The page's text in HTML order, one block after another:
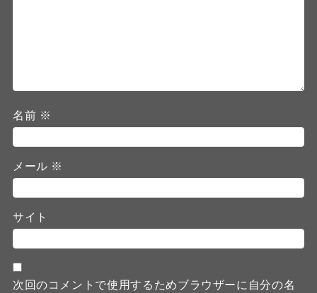
名前 ※
メール ※
サイト
次回のコメントで使用するためブラウザーに自分の名